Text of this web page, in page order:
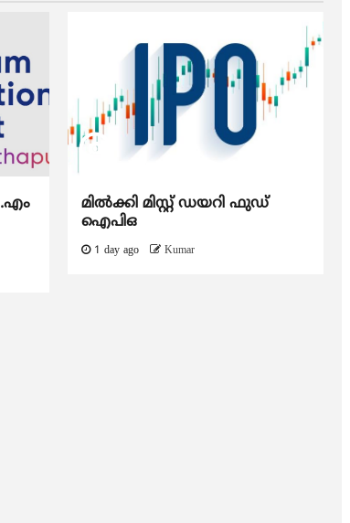
മിൽക്കി മിസ്റ്റ് ഡയറി ഫുഡ്
ഐപിഒ
1 day ago Kumar